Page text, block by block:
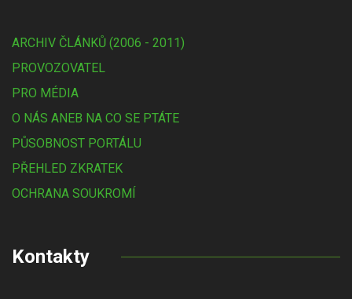
ARCHIV ČLÁNKŮ (2006 - 2011)
PROVOZOVATEL
PRO MÉDIA
O NÁS ANEB NA CO SE PTÁTE
PŮSOBNOST PORTÁLU
PŘEHLED ZKRATEK
OCHRANA SOUKROMÍ
Kontakty